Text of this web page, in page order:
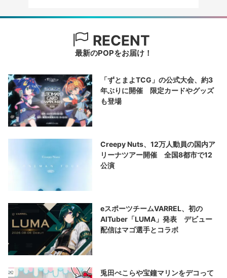
RECENT
最新のPOPをお届け！
「ずとまよTCG」の公式大会、約3
年ぶりに開催 限定カードやグッズ
も登場
Creepy Nuts、12万人動員の国内ア
リーナツアー開催 全国8都市で12
公演
eスポーツチームVARREL、初の
AITuber「LUMA」発表 デビュー
配信はマゴ選手とコラボ
兎田ぺこらや宝鐘マリンをデコって